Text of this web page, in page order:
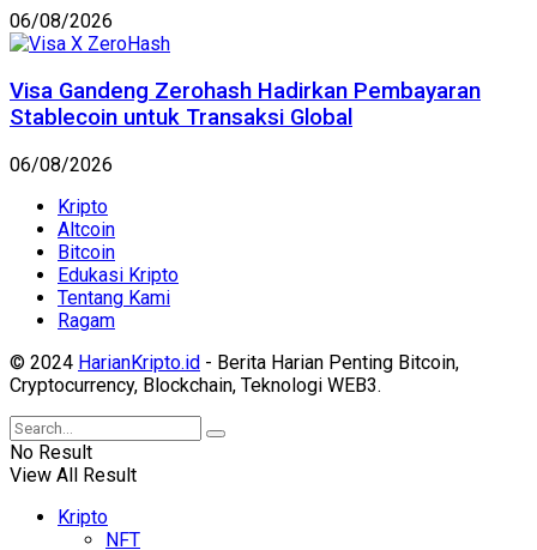
06/08/2026
Visa Gandeng Zerohash Hadirkan Pembayaran
Stablecoin untuk Transaksi Global
06/08/2026
Kripto
Altcoin
Bitcoin
Edukasi Kripto
Tentang Kami
Ragam
© 2024 HarianKripto.id - Berita Harian Penting Bitcoin,
Cryptocurrency, Blockchain, Teknologi WEB3.
No Result
View All Result
Kripto
NFT